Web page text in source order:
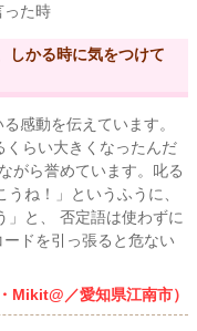
った時
しかる時に気をつけて
感動を伝えています。
くらい大きくなったんだ
がら誉めています。叱る
ね！」というふうに、
」と、 否定語は使わずに
ドを引っ張ると危ない
Mikit@／愛知県江南市）